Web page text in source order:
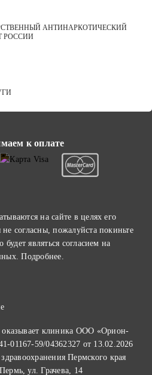
АНТИНАРКОТИЧЕСКИЙ
РОССИИ
к оплате
на сайте в целях его
согласны, пожалуйста покиньте
являться согласием на
Подробнее
оказывает клиника ООО «Орион-
01167-59/04362327 от 13.02.2026
Пермского края
ул. Грачева, 14